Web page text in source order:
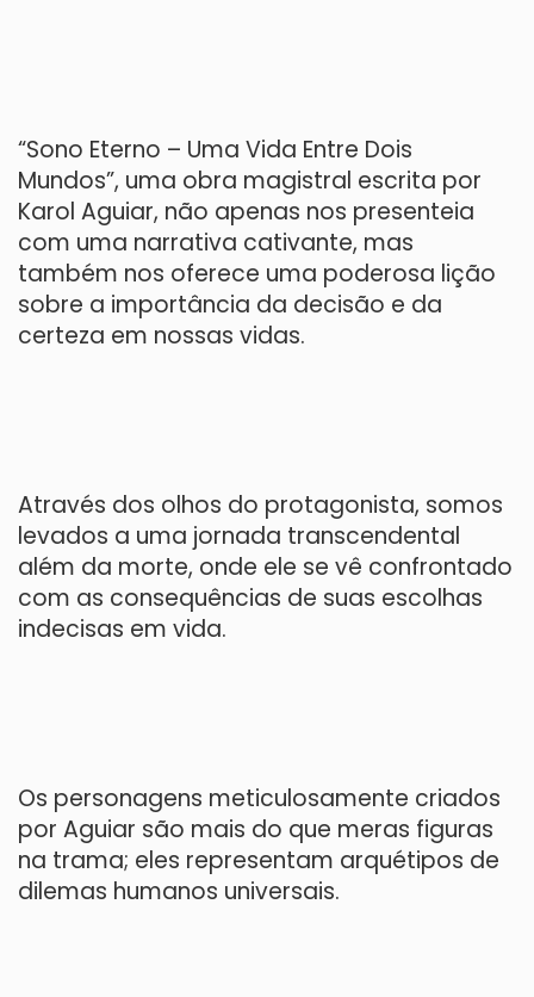
“Sono Eterno – Uma Vida Entre Dois
Mundos”, uma obra magistral escrita por
Karol Aguiar, não apenas nos presenteia
com uma narrativa cativante, mas
também nos oferece uma poderosa lição
sobre a importância da decisão e da
certeza em nossas vidas.
Através dos olhos do protagonista, somos
levados a uma jornada transcendental
além da morte, onde ele se vê confrontado
com as consequências de suas escolhas
indecisas em vida.
Os personagens meticulosamente criados
por Aguiar são mais do que meras figuras
na trama; eles representam arquétipos de
dilemas humanos universais.